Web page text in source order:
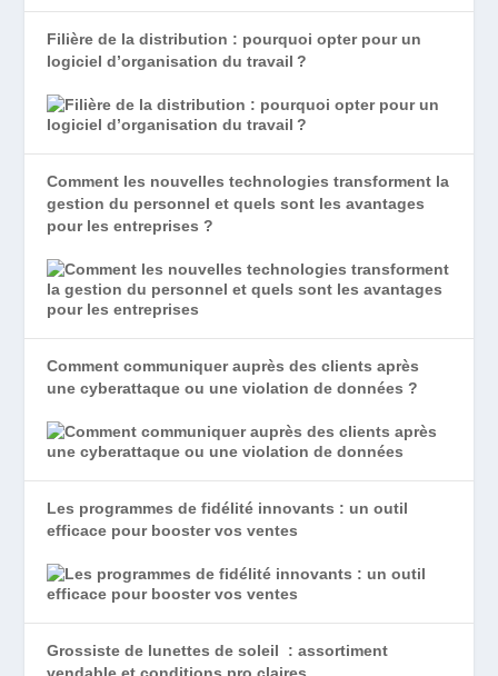
Filière de la distribution : pourquoi opter pour un
logiciel d’organisation du travail ?
Comment les nouvelles technologies transforment la
gestion du personnel et quels sont les avantages
pour les entreprises ?
Comment communiquer auprès des clients après
une cyberattaque ou une violation de données ?
Les programmes de fidélité innovants : un outil
efficace pour booster vos ventes
Grossiste de lunettes de soleil : assortiment